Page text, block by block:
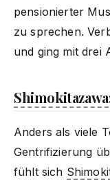
pensionierter
zu sprechen.
und ging mit drei
Shimokitazawa
Anders als viele
Gentrifizierung
fühlt sich